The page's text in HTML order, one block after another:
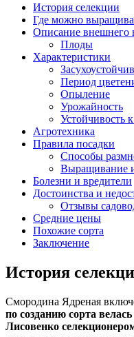
История селекции
Где можно
Описание внешнего
Плоды
Характеристики
Период
Опыление
Урожайность
Устойчивость
Агротехника
Правила посадки
Способы
Выращивание
Болезни и вредители
Достоинства и
Отзывы
Средние цены
Похожие сорта
Заключение
История
Смородина Ядреная
по созданию сорта
Лисовенко